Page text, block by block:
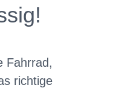
Fahrrad,
richtige